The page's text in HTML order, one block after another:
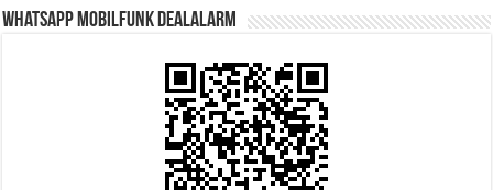
WhatsApp Mobilfunk DealAlarm